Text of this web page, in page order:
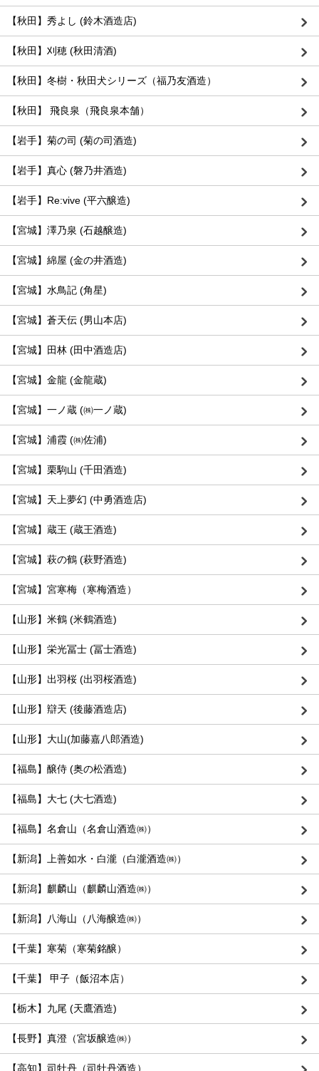
【秋田】秀よし (鈴木酒造店)
【秋田】刈穂 (秋田清酒)
【秋田】冬樹・秋田犬シリーズ（福乃友酒造）
【秋田】 飛良泉（飛良泉本舗）
【岩手】菊の司 (菊の司酒造)
【岩手】真心 (磐乃井酒造)
【岩手】Re:vive (平六醸造)
【宮城】澤乃泉 (石越醸造)
【宮城】綿屋 (金の井酒造)
【宮城】水鳥記 (角星)
【宮城】蒼天伝 (男山本店)
【宮城】田林 (田中酒造店)
【宮城】金龍 (金龍蔵)
【宮城】一ノ蔵 (㈱一ノ蔵)
【宮城】浦霞 (㈱佐浦)
【宮城】栗駒山 (千田酒造)
【宮城】天上夢幻 (中勇酒造店)
【宮城】蔵王 (蔵王酒造)
【宮城】萩の鶴 (萩野酒造)
【宮城】宮寒梅（寒梅酒造）
【山形】米鶴 (米鶴酒造)
【山形】栄光冨士 (冨士酒造)
【山形】出羽桜 (出羽桜酒造)
【山形】辯天 (後藤酒造店)
【山形】大山(加藤嘉八郎酒造)
【福島】醸侍 (奥の松酒造)
【福島】大七 (大七酒造)
【福島】名倉山（名倉山酒造㈱）
【新潟】上善如水・白瀧（白瀧酒造㈱）
【新潟】麒麟山（麒麟山酒造㈱）
【新潟】八海山（八海醸造㈱）
【千葉】寒菊（寒菊銘醸）
【千葉】 甲子（飯沼本店）
【栃木】九尾 (天鷹酒造)
【長野】真澄（宮坂醸造㈱）
【高知】司牡丹（司牡丹酒造）